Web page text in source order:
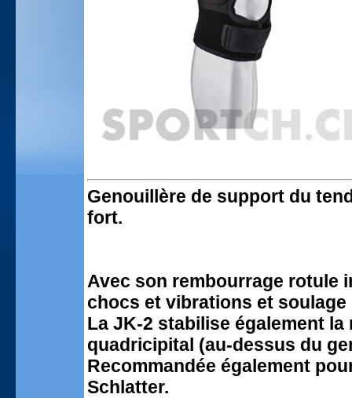
Genouillère de support du
fort.
Avec son rembourrage rotule
chocs et vibrations et
La JK-2 stabilise également
quadricipital (au-dessus du
Recommandée également
Schlatter.